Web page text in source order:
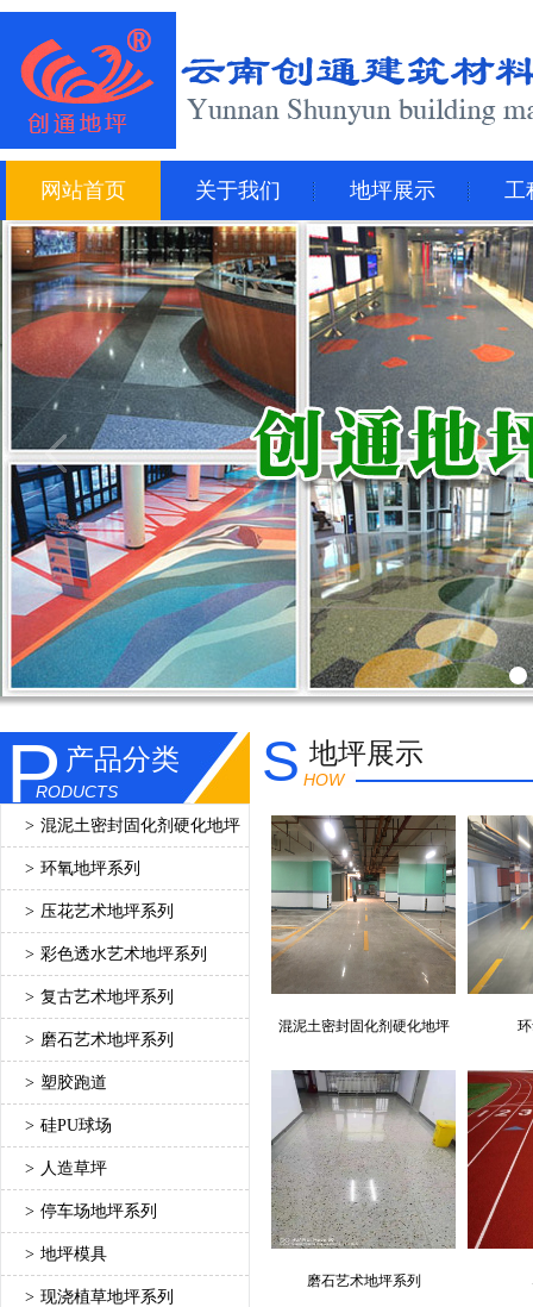
网站首页 关于我们 地坪展示 工
P产品分类
RODUCTS
> 混泥土密封固化剂硬化地坪
> 环氧地坪系列
> 压花艺术地坪系列
> 彩色透水艺术地坪系列
> 复古艺术地坪系列
> 磨石艺术地坪系列
> 塑胶跑道
> 硅PU球场
> 人造草坪
> 停车场地坪系列
> 地坪模具
> 现浇植草地坪系列
S 地坪展示
HOW
混泥土密封固化剂硬化地坪
磨石艺术地坪系列